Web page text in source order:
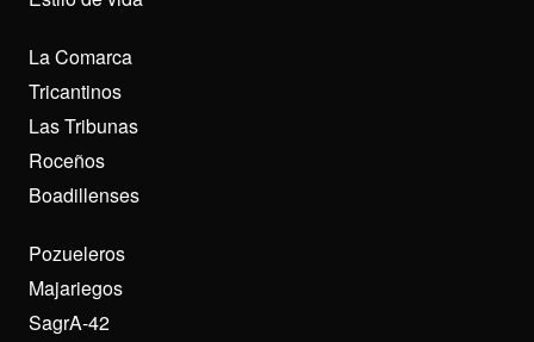
La Comarca
Tricantinos
Las Tribunas
Roceños
Boadillenses
Pozueleros
Majariegos
SagrA-42